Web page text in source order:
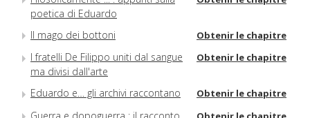
poetica di Eduardo
Il mago dei bottoni Obtenir le chapitre
I fratelli De Filippo uniti dal sangue
ma divisi dall'arte
Obtenir le chapitre
Eduardo e… gli archivi raccontano Obtenir le chapitre
Guerra e dopoguerra : il racconto